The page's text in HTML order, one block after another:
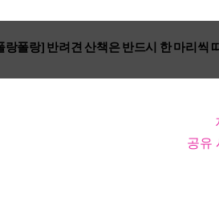
랑폴랑] 반려견 산책은 반드시 한 마리씩
공유